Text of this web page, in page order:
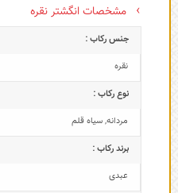
مشخصات انگشتر نقره
جنس رکاب :
نقره
نوع رکاب :
مردانه,سیاه قلم
برند رکاب :
عبدی